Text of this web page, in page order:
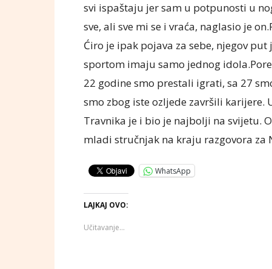
svi ispaštaju jer sam u potpunosti u
sve, ali sve mi se i vraća, naglasio je
Ćiro je ipak pojava za sebe, njegov
sportom imaju samo jednog
22 godine smo prestali igrati, sa 27
smo zbog iste ozljede završili karijere.
Travnika je i bio je najbolji na svijetu.
mladi stručnjak na kraju razgovora za
WhatsApp
LAJKAJ OVO:
Učitavanje...